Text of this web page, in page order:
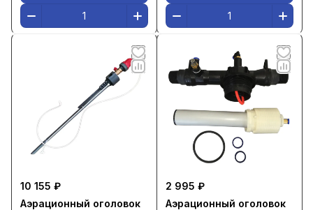
10 155 ₽
Аэрационный оголовок
2 995 ₽
Аэрационный оголовок